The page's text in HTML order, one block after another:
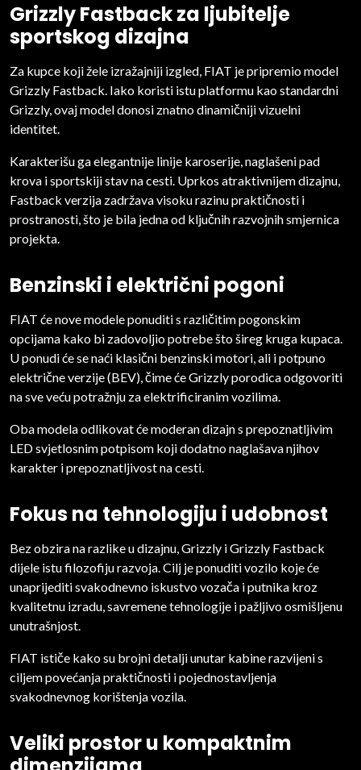
Grizzly Fastback za ljubitelje
sportskog dizajna
Za kupce koji žele izražajniji izgled, FIAT je pripremio model
Grizzly Fastback. Iako koristi istu platformu kao standardni
Grizzly, ovaj model donosi znatno dinamičniji vizuelni
identitet.
Karakterišu ga elegantnije linije karoserije, naglašeni pad
krova i sportskiji stav na cesti. Uprkos atraktivnijem dizajnu,
Fastback verzija zadržava visoku razinu praktičnosti i
prostranosti, što je bila jedna od ključnih razvojnih smjernica
projekta.
Benzinski i električni pogoni
FIAT će nove modele ponuditi s različitim pogonskim
opcijama kako bi zadovoljio potrebe što šireg kruga kupaca.
U ponudi će se naći klasični benzinski motori, ali i potpuno
električne verzije (BEV), čime će Grizzly porodica odgovoriti
na sve veću potražnju za elektrificiranim vozilima.
Oba modela odlikovat će moderan dizajn s prepoznatljivim
LED svjetlosnim potpisom koji dodatno naglašava njihov
karakter i prepoznatljivost na cesti.
Fokus na tehnologiju i udobnost
Bez obzira na razlike u dizajnu, Grizzly i Grizzly Fastback
dijele istu filozofiju razvoja. Cilj je ponuditi vozilo koje će
unaprijediti svakodnevno iskustvo vozača i putnika kroz
kvalitetnu izradu, savremene tehnologije i pažljivo osmišljenu
unutrašnjost.
FIAT ističe kako su brojni detalji unutar kabine razvijeni s
ciljem povećanja praktičnosti i pojednostavljenja
svakodnevnog korištenja vozila.
Veliki prostor u kompaktnim